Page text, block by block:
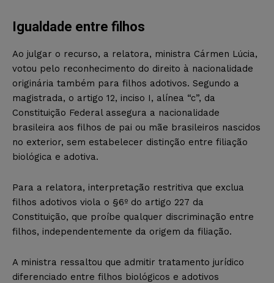
Igualdade entre filhos
Ao julgar o recurso, a relatora, ministra Cármen Lúcia,
votou pelo reconhecimento do direito à nacionalidade
originária também para filhos adotivos. Segundo a
magistrada, o artigo 12, inciso I, alínea “c”, da
Constituição Federal assegura a nacionalidade
brasileira aos filhos de pai ou mãe brasileiros nascidos
no exterior, sem estabelecer distinção entre filiação
biológica e adotiva.
Para a relatora, interpretação restritiva que exclua
filhos adotivos viola o §6º do artigo 227 da
Constituição, que proíbe qualquer discriminação entre
filhos, independentemente da origem da filiação.
A ministra ressaltou que admitir tratamento jurídico
diferenciado entre filhos biológicos e adotivos